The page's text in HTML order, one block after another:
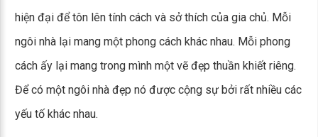
hiện đại để tôn lên tính cách và sở thích của gia chủ. Mỗi
ngôi nhà lại mang một phong cách khác nhau. Mỗi phong
cách ấy lại mang trong mình một vẽ đẹp thuần khiết riêng.
Để có một ngôi nhà đẹp nó được cộng sự bởi rất nhiều các
yếu tố khác nhau.